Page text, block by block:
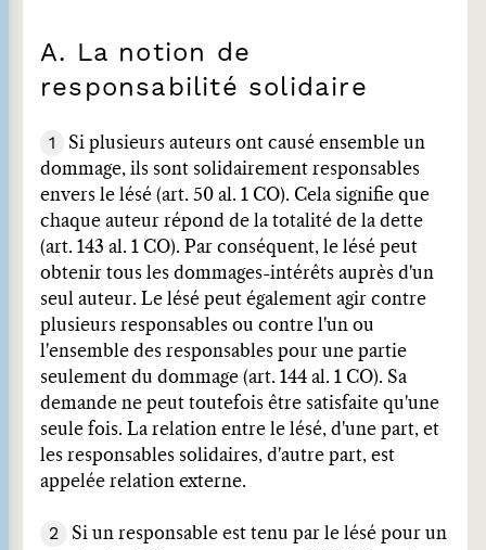
A. La notion de
responsabilité solidaire
1
Si plusieurs auteurs ont causé ensemble un
dommage, ils sont solidairement responsables
envers le lésé (art. 50 al. 1 CO). Cela signifie que
chaque auteur répond de la totalité de la dette
(art. 143 al. 1 CO). Par conséquent, le lésé peut
obtenir tous les dommages-intérêts auprès d'un
seul auteur. Le lésé peut également agir contre
plusieurs responsables ou contre l'un ou
l'ensemble des responsables pour une partie
seulement du dommage (art. 144 al. 1 CO). Sa
demande ne peut toutefois être satisfaite qu'une
seule fois. La relation entre le lésé, d'une part, et
les responsables solidaires, d'autre part, est
appelée relation externe.
2
Si un responsable est tenu par le lésé pour un